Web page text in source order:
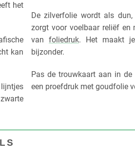
het
kan
De zilverfolie wordt als
zorgt voor voelbaar reliëf en
van foliedruk. Het maakt
bijzonder.
Pas de trouwkaart aan in
een proefdruk met goudfolie